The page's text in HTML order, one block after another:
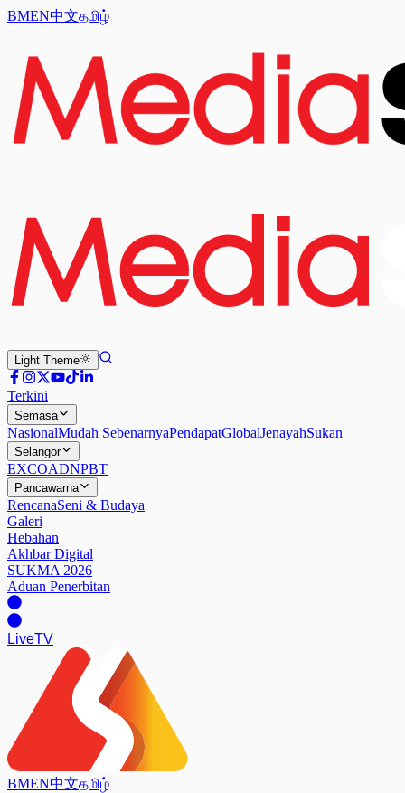
BMEN中文தமிழ்
Light Theme
Terkini
Semasa
NasionalMudah SebenarnyaPendapatGlobalJenayahSukan
Selangor
EXCOADNPBT
Pancawarna
RencanaSeni & Budaya
Galeri
Hebahan
Akhbar Digital
SUKMA 2026
Aduan Penerbitan
LiveTV
BMEN中文தமிழ்